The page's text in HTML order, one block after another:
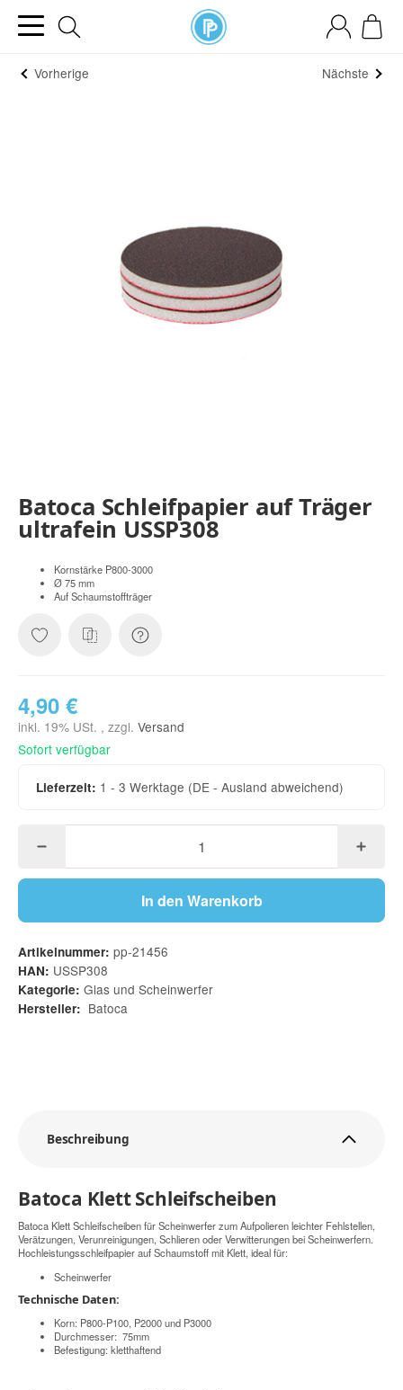
Vorherige Nächste
Batoca Schleifpapier auf Träger
ultrafein USSP308
Kornstärke P800-3000
Ø 75 mm
Auf Schaumstoffträger
4,90 €
inkl. 19% USt. , zzgl. Versand
Sofort verfügbar
Lieferzeit: 1 - 3 Werktage (DE - Ausland abweichend)
In den Warenkorb
Artikelnummer: pp-21456
HAN: USSP308
Kategorie: Glas und Scheinwerfer
Hersteller: Batoca
Beschreibung
Batoca Klett Schleifscheiben
Batoca Klett Schleifscheiben für Scheinwerfer zum Aufpolieren leichter Fehlstellen,
Verätzungen, Verunreinigungen, Schlieren oder Verwitterungen bei Scheinwerfern.
Hochleistungsschleifpapier auf Schaumstoff mit Klett, ideal für:
Scheinwerfer
Technische Daten:
Korn: P800-P100, P2000 und P3000
Durchmesser: 75mm
Befestigung: kletthaftend